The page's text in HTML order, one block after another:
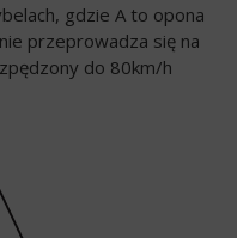
gdzie A to opona
przeprowadza się na
do 80km/h